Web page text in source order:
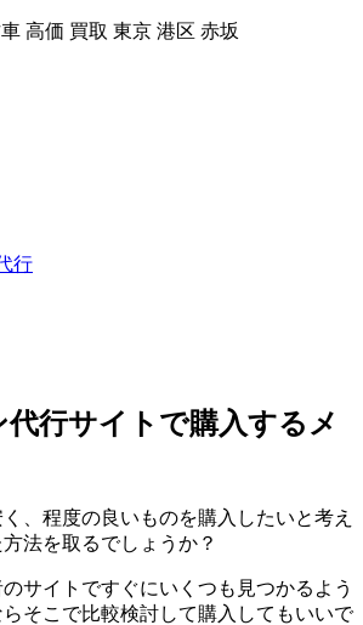
高価 買取 東京 港区 赤坂
行
行サイトで購入するメ
、程度の良いものを購入したいと考え
法を取るでしょうか？
サイトですぐにいくつも見つかるよう
そこで比較検討して購入してもいいで